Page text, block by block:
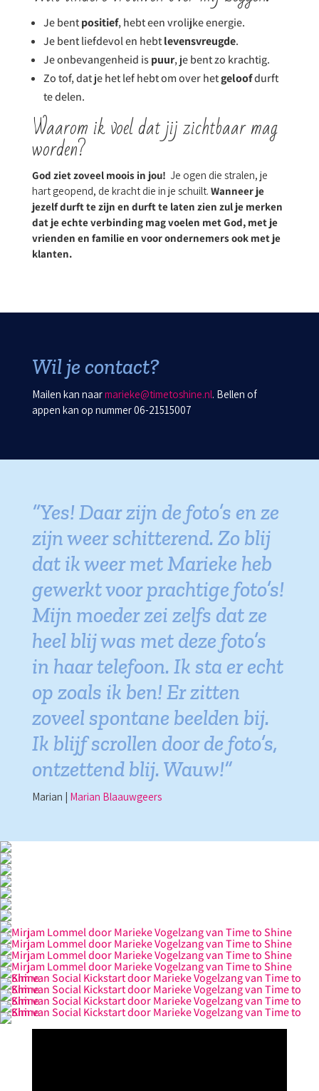
Je bentpositief, hebt een vrolijke energie.
Je bent liefdevol en hebtlevensvreugde.
Je onbevangenheid ispuur, je bent zo krachtig.
Zo tof, dat je het lef hebt om over hetgeloofdurft
te delen.
Waarom ik voel dat jij zichtbaar mag
worden?
God ziet zoveel moois in jou! Je ogen die stralen, je
hart geopend, de kracht die in je schuilt. Wanneer je
jezelf durft te zijn en durft te laten zien zul je merken
dat je echte verbinding mag voelen met God, met je
vrienden en familie en voor ondernemers ook met je
klanten.
Wil je contact?
Mailen kan naarmarieke@timetoshine.nl. Bellen of
appen kan op nummer 06-21515007
“Yes! Daar zijn de foto’s en ze
zijn weer schitterend. Zo blij
dat ik weer met Marieke heb
gewerkt voor prachtige foto’s!
Mijn moeder zei zelfs dat ze
heel blij was met deze foto’s
in haar telefoon. Ik sta er echt
op zoals ik ben! Er zitten
zoveel spontane beelden bij.
Ik blijf scrollen door de foto’s,
ontzettend blij. Wauw!”
Marian | Marian Blaauwgeers